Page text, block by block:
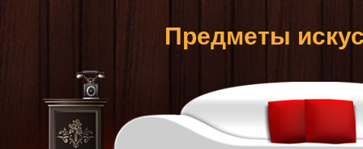
Предметы